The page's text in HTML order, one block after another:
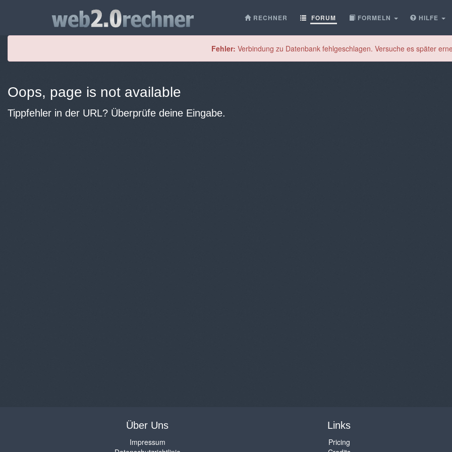
RECHNER FORUM FORMELN HILFE
Fehler: Verbindung zu Datenbank fehlgeschlagen. Versuche es später
Oops, page is not available
Tippfehler in der URL? Überprüfe deine Eingabe.
Über Uns
Impressum
Links
Pricing